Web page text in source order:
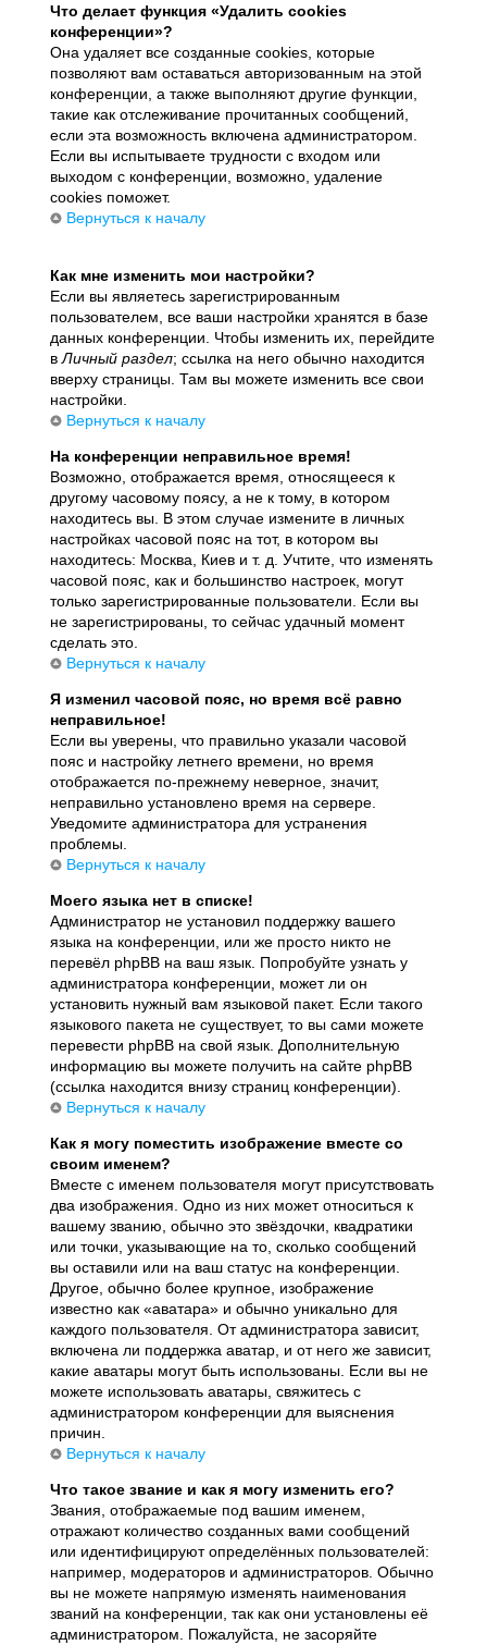
Что делает функция «Удалить cookies
конференции»?
Она удаляет все созданные cookies, которые
позволяют вам оставаться авторизованным на этой
конференции, а также выполняют другие функции,
такие как отслеживание прочитанных сообщений,
если эта возможность включена администратором.
Если вы испытываете трудности с входом или
выходом с конференции, возможно, удаление
cookies поможет.
Вернуться к началу
Как мне изменить мои настройки?
Если вы являетесь зарегистрированным
пользователем, все ваши настройки хранятся в базе
данных конференции. Чтобы изменить их, перейдите
вЛичный раздел; ссылка на него обычно находится
вверху страницы. Там вы можете изменить все свои
настройки.
Вернуться к началу
На конференции неправильное время!
Возможно, отображается время, относящееся к
другому часовому поясу, а не к тому, в котором
находитесь вы. В этом случае измените в личных
настройках часовой пояс на тот, в котором вы
находитесь: Москва, Киев и т. д. Учтите, что изменять
часовой пояс, как и большинство настроек, могут
только зарегистрированные пользователи. Если вы
не зарегистрированы, то сейчас удачный момент
сделать это.
Вернуться к началу
Я изменил часовой пояс, но время всё равно
неправильное!
Если вы уверены, что правильно указали часовой
пояс и настройку летнего времени, но время
отображается по-прежнему неверное, значит,
неправильно установлено время на сервере.
Уведомите администратора для устранения
проблемы.
Вернуться к началу
Моего языка нет в списке!
Администратор не установил поддержку вашего
языка на конференции, или же просто никто не
перевёл phpBB на ваш язык. Попробуйте узнать у
администратора конференции, может ли он
установить нужный вам языковой пакет. Если такого
языкового пакета не существует, то вы сами можете
перевести phpBB на свой язык. Дополнительную
информацию вы можете получить на сайте phpBB
(ссылка находится внизу страниц конференции).
Вернуться к началу
Как я могу поместить изображение вместе со
своим именем?
Вместе с именем пользователя могут присутствовать
два изображения. Одно из них может относиться к
вашему званию, обычно это звёздочки, квадратики
или точки, указывающие на то, сколько сообщений
вы оставили или на ваш статус на конференции.
Другое, обычно более крупное, изображение
известно как «аватара» и обычно уникально для
каждого пользователя. От администратора зависит,
включена ли поддержка аватар, и от него же зависит,
какие аватары могут быть использованы. Если вы не
можете использовать аватары, свяжитесь с
администратором конференции для выяснения
причин.
Вернуться к началу
Что такое звание и как я могу изменить его?
Звания, отображаемые под вашим именем,
отражают количество созданных вами сообщений
или идентифицируют определённых пользователей:
например, модераторов и администраторов. Обычно
вы не можете напрямую изменять наименования
званий на конференции, так как они установлены её
администратором. Пожалуйста, не засоряйте